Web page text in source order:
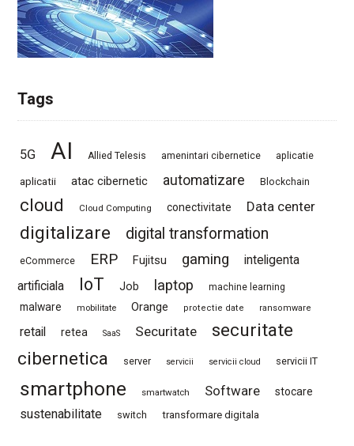
Tags
5G AI Allied Telesis amenintari cibernetice aplicatie
aplicatii atac cibernetic automatizare Blockchain
cloud Cloud Computing conectivitate Data center
digitalizare digital transformation
eCommerce ERP Fujitsu gaming
inteligenta
artificiala
IoT Job laptop machine learning
malware mobilitate Orange protectie date ransomware
retail retea SaaS Securitate
securitate
cibernetica
server servicii servicii cloud servicii IT
smartphone smartwatch Software stocare
sustenabilitate switch transformare digitala